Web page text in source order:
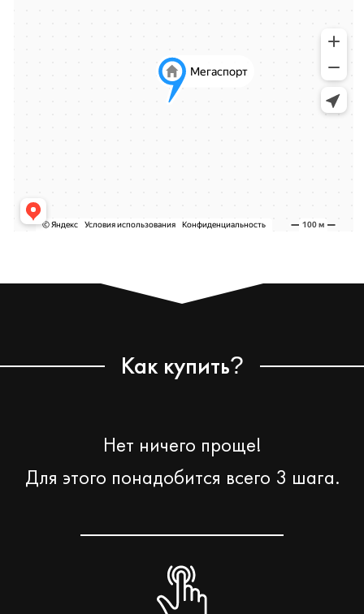
Как купить?
Нет ничего проще!
Для этого понадобится всего 3 шага.